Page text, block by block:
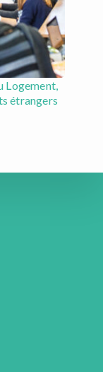
Logement,
étrangers